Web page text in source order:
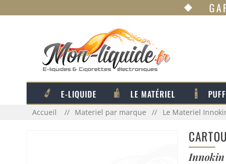
E-LIQUIDE LE MATÉRIEL
Accueil Materiel par marque Le Materiel
Innokin